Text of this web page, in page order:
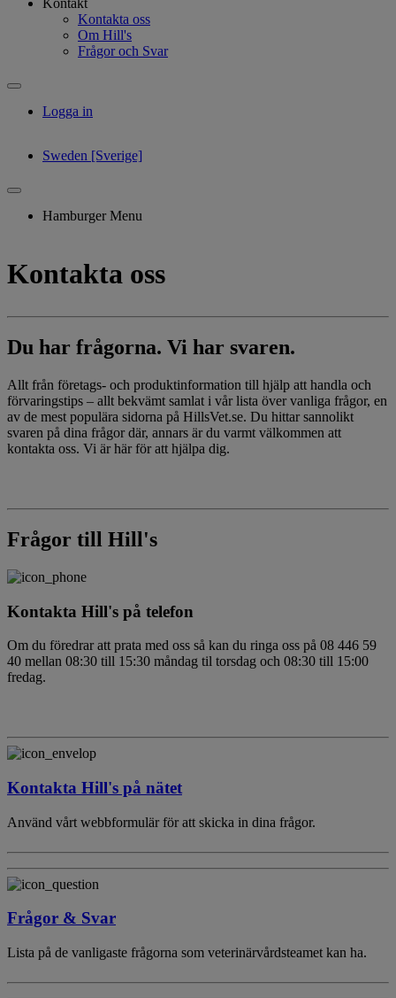
Kontakt
Kontakta oss
Om Hill's
Frågor och Svar
Logga in
Sweden [Sverige]
Hamburger Menu
Kontakta oss
Du har frågorna. Vi har svaren.
Allt från företags- och produktinformation till hjälp att handla och
förvaringstips – allt bekvämt samlat i vår lista över vanliga frågor, en
av de mest populära sidorna på HillsVet.se. Du hittar sannolikt
svaren på dina frågor där, annars är du varmt välkommen att
kontakta oss. Vi är här för att hjälpa dig.
Frågor till Hill's
Kontakta Hill's på telefon
Om du föredrar att prata med oss så kan du ringa oss på 08 446 59
40 mellan 08:30 till 15:30 måndag til torsdag och 08:30 till 15:00
fredag.
Kontakta Hill's på nätet
Använd vårt webbformulär för att skicka in dina frågor.
Frågor & Svar
Lista på de vanligaste frågorna som veterinärvårdsteamet kan ha.